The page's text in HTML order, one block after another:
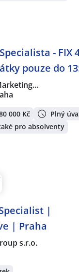
- FIX
pouze do
000 Kč
Plný
pro absolventy
|
| Praha
s.r.o.